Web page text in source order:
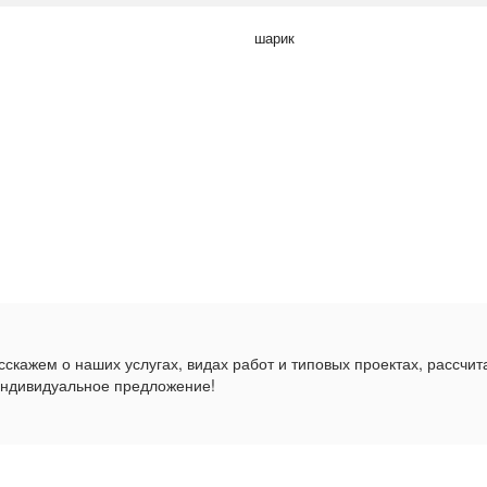
шарик
о наших услугах, видах работ и типовых проектах,
предложение!